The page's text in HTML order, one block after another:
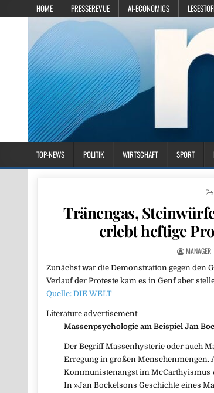
HOME PRESSEREVUE AI-ECONOMICS
TOP-NEWS POLITIK WIRTSCHAFT SPORT
Tränengas,
erlebt heftige
MANAGER
Zunächst war die Demonstration gegen den
Verlauf der Proteste kam es in Genf aber
Quelle: DIE WELT
Literature advertisement
Massenpsychologie am Beispiel Jan
Der Begriff Massenhysterie oder auch
Erregung in großen Menschenmengen.
Kommunistenangst im McCarthyismus
In »Jan Bockelsons Geschichte eines